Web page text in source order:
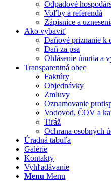
Odpadové
Voľby a referendá
Zápisnice a
Ako vybaviť
Daňové priznanie k
Daň za psa
Ohlásenie úmrtia a
Transparentná obec
Faktúry
Objednávky
Zmluvy
Oznamovanie
Vodovod, ČOV a
Tiráž
Ochrana osobných
Úradná tabuľa
Galérie
Kontakty
Vyhľadávanie
Menu Menu